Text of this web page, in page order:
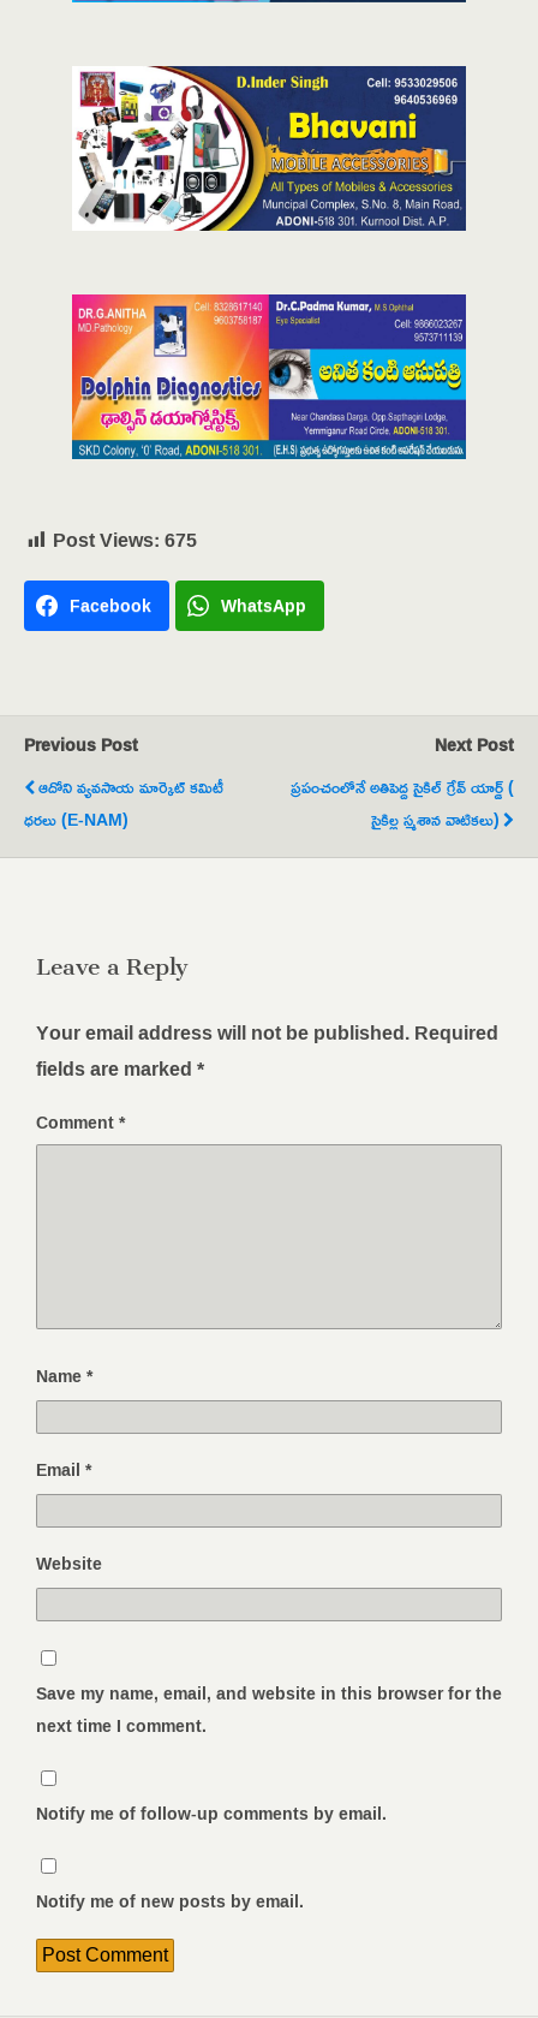
Post Views:675
Facebook WhatsApp
Previous Post
ఆదోని వ్యవసాయ మార్కెట్ కమిటీ
ధరలు (E-NAM)
Next Post
ప్రపంచంలోనే అతిపెద్ద సైకిల్ గ్రేవ్ యార్డ్ (
సైకిల్ల స్మశాన వాటికలు)
Leave a Reply
Your email address will not be published.Required
fields are marked*
Comment*
Name*
Email*
Website
Save my name, email, and website in this browser for the
next time I comment.
Notify me of follow-up comments by email.
Notify me of new posts by email.